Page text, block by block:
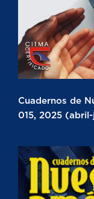
Cuadernos de
015, 2025